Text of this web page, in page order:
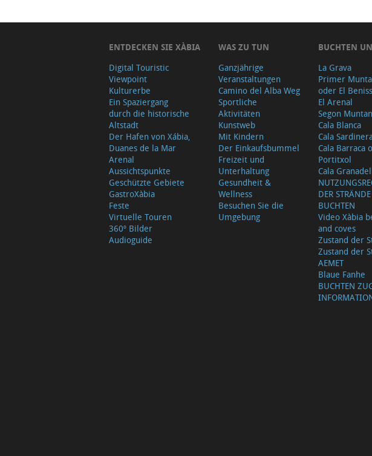
ENTDECKEN SIE XÀBIA
Digital Touristic
Viewpoint
Kulturerbe
Ein Spaziergang
durch die historische
Altstadt
Der Hafen von Xábia,
Duanes de la Mar
Arenal
Aussichtspunkte
Geschützte Gebiete
GastroXàbia
Feste
Virtuelle Touren
360º Bilder
Audioguide
WAS ZU TUN
Ganzjährige
Veranstaltungen
Camino del Alba Weg
Sportliche
Aktivitäten
Kunstweb
Mit Kindern
Der Einkaufsbummel
Freizeit und
Unterhaltung
Gesundheit &
Wellness
Besuchen Sie die
Umgebung
BUCHTEN
La Grava
Primer
oder El
El Arenal
Segon
Cala Blanca
Cala
Cala Barraca o
Portitxol
Cala
DER
BUCHTEN
Video Xàbia
and coves
Zustand der
Zustand der
AEMET
Blaue Fanhe
BUCHTEN